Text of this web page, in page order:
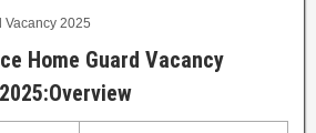
Vacancy 2025
Home Guard Vacancy
2025:Overview